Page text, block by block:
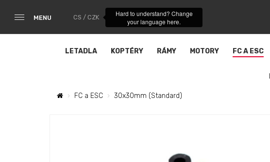
MENU CS / CZK
Hard to understand? Change
your language here.
LETADLA KOPTÉRY RÁMY MOTORY FC A ESC
FC a ESC 30x30mm (Standard)